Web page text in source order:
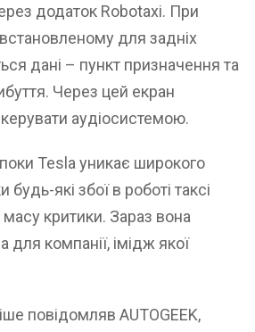
додаток Robotaxi. При
для задніх
дані – пункт призначення та
Через цей екран
аудіосистемою.
Tesla уникає широкого
будь-які збої в роботі таксі
критики. Зараз вона
для компанії, імідж якої
повідомляв AUTOGEEK,